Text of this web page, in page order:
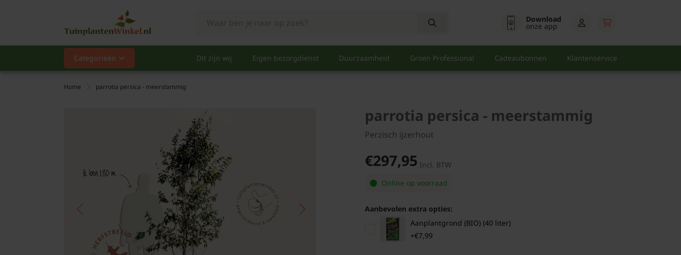
Download
onze app
Categorieën Dit zijn wij Eigen bezorgdienst Duurzaamheid Groen Professional Cadeaubonnen Klantenservice
Categorieën
Populair
Klimplanten
Bomen
Home parrotia persica - meerstammig
parrotia persica - meerstammig
Perzisch ijzerhout
€297,95 Incl. BTW
Online op voorraad
Aanbevolen extra opties:
Aanplantgrond (BIO) (40 liter)
+€7,99